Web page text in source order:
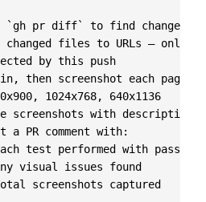
screenshots captured